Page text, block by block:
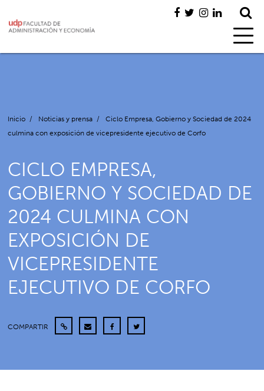
Inicio / Noticias y prensa /
Ciclo Empresa, Gobierno y Sociedad de 2024
culmina con exposición de vicepresidente ejecutivo de Corfo
CICLO EMPRESA,
GOBIERNO Y SOCIEDAD DE
2024 CULMINA CON
EXPOSICIÓN DE
VICEPRESIDENTE
EJECUTIVO DE CORFO
COMPARTIR